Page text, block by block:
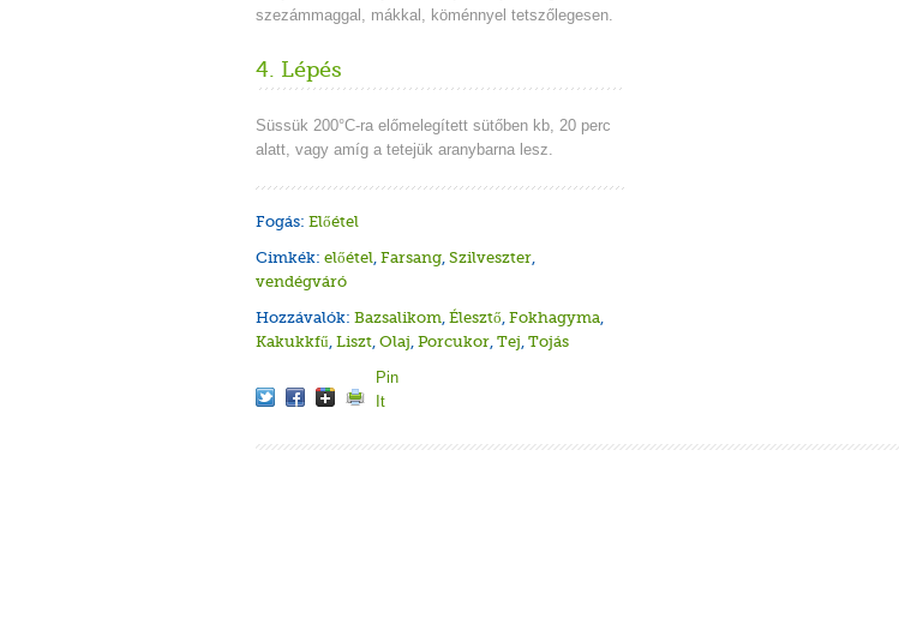
szezámmaggal, mákkal, köménnyel tetszőlegesen.
4. Lépés
Süssük 200°C-ra előmelegített sütőben kb, 20 perc
alatt, vagy amíg a tetejük aranybarna lesz.
Fogás: Előétel
Cimkék: előétel, Farsang, Szilveszter,
vendégváró
Hozzávalók: Bazsalikom, Élesztő, Fokhagyma,
Kakukkfű, Liszt, Olaj, Porcukor, Tej, Tojás
Pin
It